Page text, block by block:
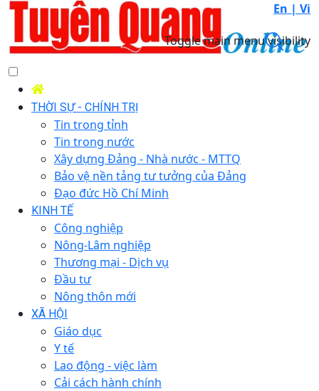
En | Vi
Toggle main menu visibility
THỜI SỰ - CHÍNH TRỊ
Tin trong tỉnh
Tin trong nước
Xây dựng Đảng - Nhà nước - MTTQ
Bảo vệ nền tảng tư tưởng của Đảng
Đạo đức Hồ Chí Minh
KINH TẾ
Công nghiệp
Nông-Lâm nghiệp
Thương mại - Dịch vụ
Đầu tư
Nông thôn mới
XÃ HỘI
Giáo dục
Y tế
Lao động - việc làm
Cải cách hành chính